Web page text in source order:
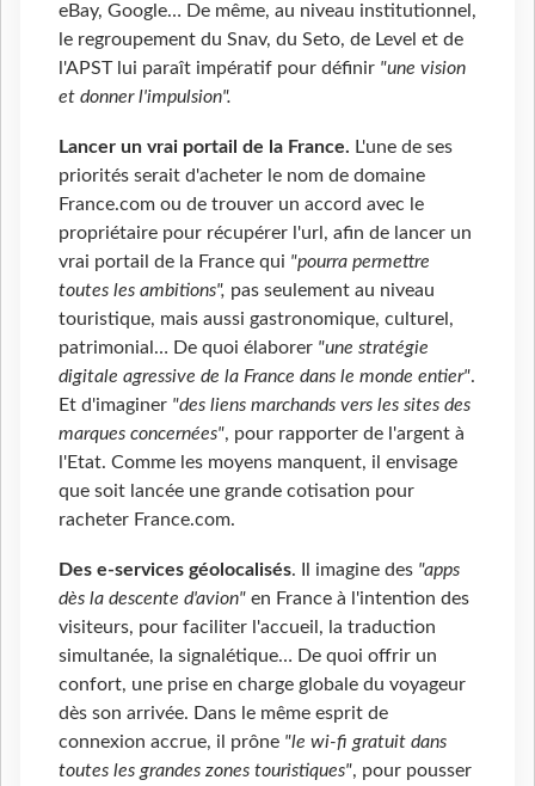
eBay, Google… De même, au niveau institutionnel,
le regroupement du Snav, du Seto, de Level et de
l'APST lui paraît impératif pour définir "une vision
et donner l'impulsion".
Lancer un vrai portail de la France. L'une de ses
priorités serait d'acheter le nom de domaine
France.com ou de trouver un accord avec le
propriétaire pour récupérer l'url, afin de lancer un
vrai portail de la France qui "pourra permettre
toutes les ambitions", pas seulement au niveau
touristique, mais aussi gastronomique, culturel,
patrimonial… De quoi élaborer "une stratégie
digitale agressive de la France dans le monde entier".
Et d'imaginer "des liens marchands vers les sites des
marques concernées", pour rapporter de l'argent à
l'Etat. Comme les moyens manquent, il envisage
que soit lancée une grande cotisation pour
racheter France.com.
Des e-services géolocalisés. Il imagine des "apps
dès la descente d'avion" en France à l'intention des
visiteurs, pour faciliter l'accueil, la traduction
simultanée, la signalétique… De quoi offrir un
confort, une prise en charge globale du voyageur
dès son arrivée. Dans le même esprit de
connexion accrue, il prône "le wi-fi gratuit dans
toutes les grandes zones touristiques", pour pousser